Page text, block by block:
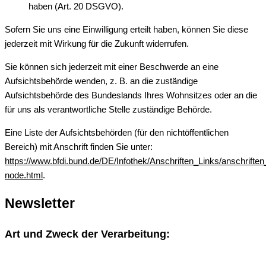
haben (Art. 20 DSGVO).
Sofern Sie uns eine Einwilligung erteilt haben, können Sie diese
jederzeit mit Wirkung für die Zukunft widerrufen.
Sie können sich jederzeit mit einer Beschwerde an eine
Aufsichtsbehörde wenden, z. B. an die zuständige
Aufsichtsbehörde des Bundeslands Ihres Wohnsitzes oder an die
für uns als verantwortliche Stelle zuständige Behörde.
Eine Liste der Aufsichtsbehörden (für den nichtöffentlichen
Bereich) mit Anschrift finden Sie unter:
https://www.bfdi.bund.de/DE/Infothek/Anschriften_Links/
node.html.
Newsletter
Art und Zweck der Verarbeitung: